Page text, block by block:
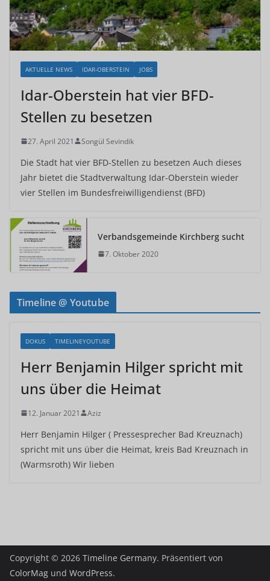
AKTUELLE NEWS IDAR-OBERSTEIN JOBS
Idar-Oberstein hat vier BFD-
Stellen zu besetzen
27. April 2021 Songül Sevindik
Die Stadt hat vier BFD-Stellen zu besetzen Auch dieses
Jahr bietet die Stadtverwaltung Idar-Oberstein wieder
vier Stellen im Bundesfreiwilligendienst (BFD)
Verbandsgemeinde Kirchberg sucht
7. Oktober 2020
Timeline @ Youtube
DOKUS TIMELINEYOUTUBE
Herr Benjamin Hilger spricht mit
uns über die Heimat
12. Januar 2021 Aziz
Herr Benjamin Hilger ( Pressesprecher Bad Kreuznach)
spricht mit uns über die Heimat, kreis Bad Kreuznach in
(Warmsroth) Wir lieben
Copyright © 2026 Timeline Germany. Präsentiert von
ColorMag und WordPress.